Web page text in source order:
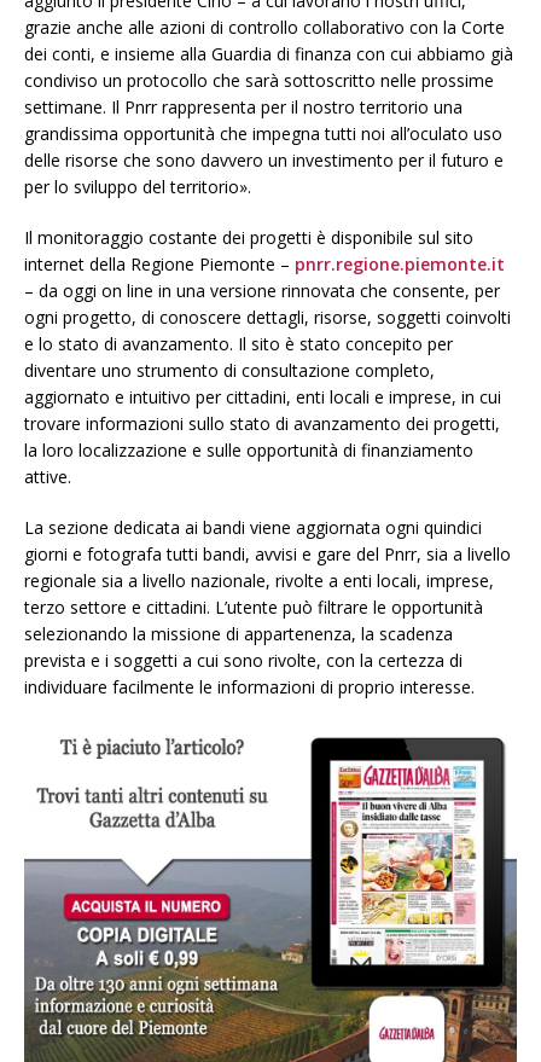
grazie anche alle azioni di controllo collaborativo con la Corte
dei conti, e insieme alla Guardia di finanza con cui abbiamo già
condiviso un protocollo che sarà sottoscritto nelle prossime
settimane. Il Pnrr rappresenta per il nostro territorio una
grandissima opportunità che impegna tutti noi all’oculato uso
delle risorse che sono davvero un investimento per il futuro e
per lo sviluppo del territorio».
Il monitoraggio costante dei progetti è disponibile sul sito
internet della Regione Piemonte – pnrr.regione.piemonte.it
– da oggi on line in una versione rinnovata che consente, per
ogni progetto, di conoscere dettagli, risorse, soggetti coinvolti
e lo stato di avanzamento. Il sito è stato concepito per
diventare uno strumento di consultazione completo,
aggiornato e intuitivo per cittadini, enti locali e imprese, in cui
trovare informazioni sullo stato di avanzamento dei progetti,
la loro localizzazione e sulle opportunità di finanziamento
attive.
La sezione dedicata ai bandi viene aggiornata ogni quindici
giorni e fotografa tutti bandi, avvisi e gare del Pnrr, sia a livello
regionale sia a livello nazionale, rivolte a enti locali, imprese,
terzo settore e cittadini. L’utente può filtrare le opportunità
selezionando la missione di appartenenza, la scadenza
prevista e i soggetti a cui sono rivolte, con la certezza di
individuare facilmente le informazioni di proprio interesse.